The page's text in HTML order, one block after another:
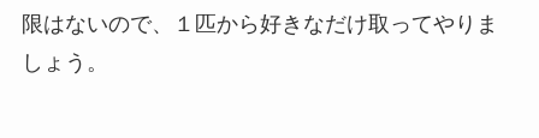
限はないので、１匹から好きなだけ取ってやりま
しょう。